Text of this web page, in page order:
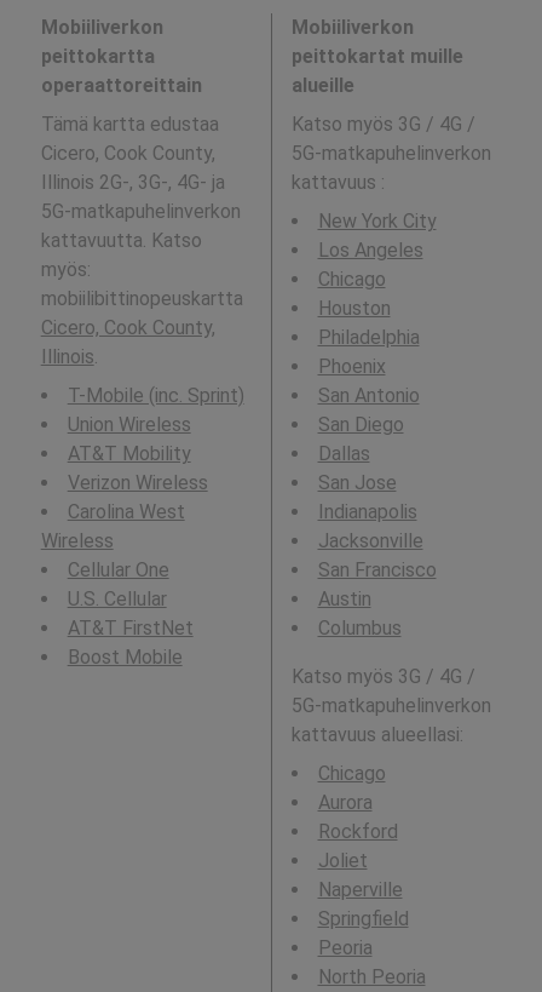
Mobiiliverkon
peittokartta
operaattoreittain
Tämä kartta edustaa
Cicero, Cook County,
Illinois 2G-, 3G-, 4G- ja
5G-matkapuhelinverkon
kattavuutta. Katso
myös:
mobiilibittinopeuskartta
Cicero, Cook County,
Illinois
T-Mobile (inc. Sprint)
Union Wireless
AT&T Mobility
Verizon Wireless
Carolina West
Wireless
Cellular One
U.S. Cellular
AT&T FirstNet
Boost Mobile
Mobiiliverkon
peittokartat muille
alueille
Katso myös 3G / 4G /
5G-matkapuhelinverkon
kattavuus :
New York City
Los Angeles
Chicago
Houston
Philadelphia
Phoenix
San Antonio
San Diego
Dallas
San Jose
Indianapolis
Jacksonville
San Francisco
Austin
Columbus
Katso myös 3G / 4G /
5G-matkapuhelinverkon
kattavuus alueellasi:
Chicago
Aurora
Rockford
Joliet
Naperville
Springfield
Peoria
North Peoria